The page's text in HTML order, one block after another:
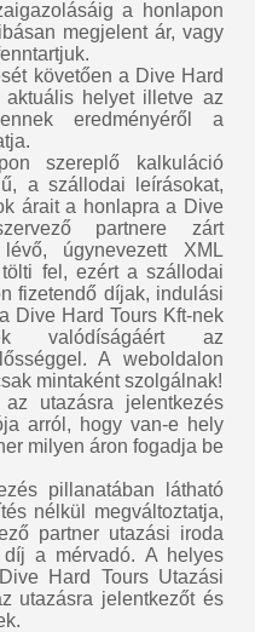
a honlapon
megjelent ár, vagy
követően a Dive Hard
helyet illetve az
eredményéről a
szereplő kalkuláció
a szállodai leírásokat,
árait a honlapra a Dive
partnere zárt
úgynevezett XML
fel, ezért a szállodai
fizetendő díjak, indulási
Dive Hard Tours Kft-nek
valódíságáért az
A weboldalon
mintaként szolgálnak!
utazásra jelentkezés
arról, hogy van-e hely
milyen áron fogadja be
pillanatában látható
nélkül megváltoztatja,
partner utazási iroda
a mérvadó. A helyes
Hard Tours Utazási
utazásra jelentkezőt és